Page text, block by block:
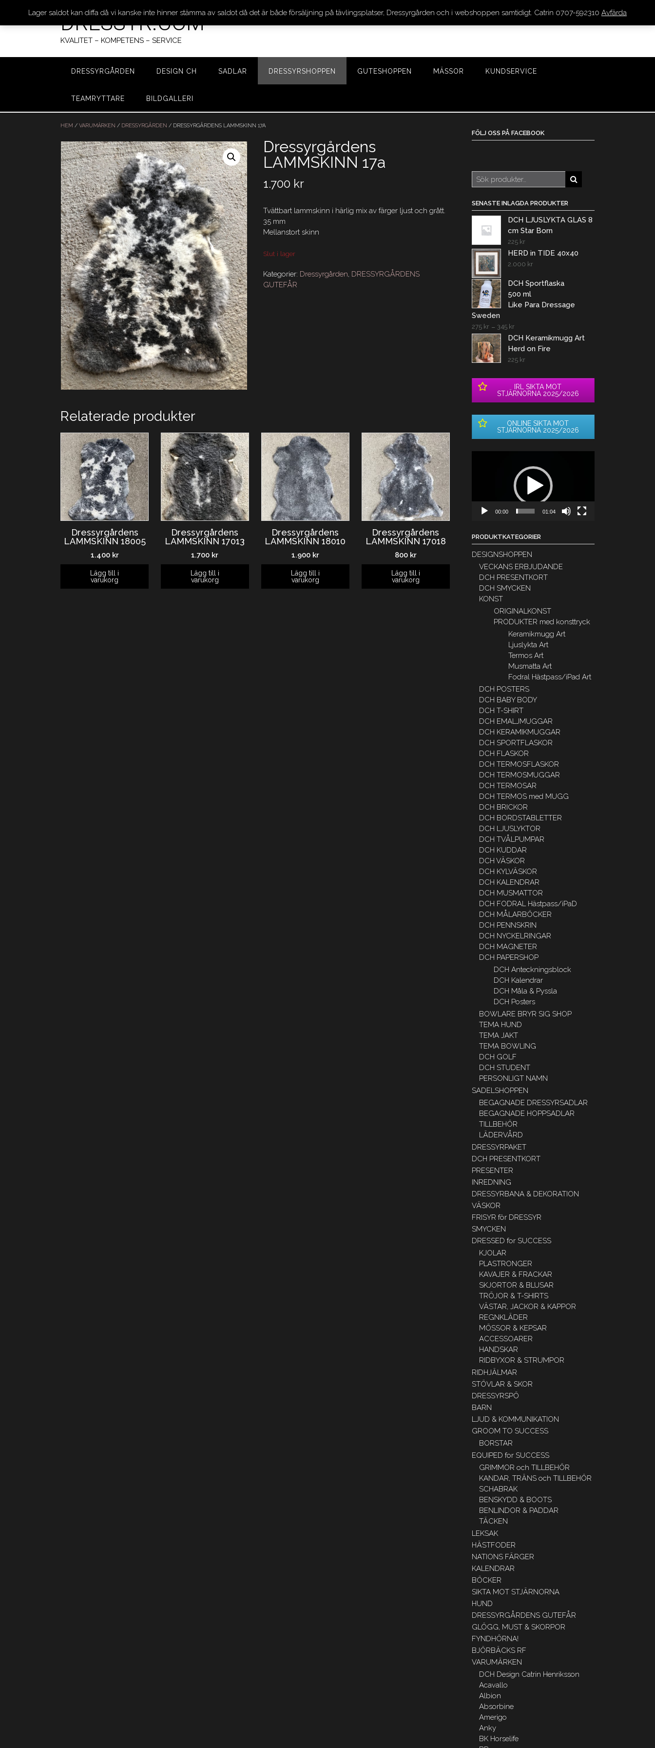
Hoppa
DRESSYR.COM
KVALITET – KOMPETENS – SERVICE
DRESSYRGÅRDEN DESIGN CH SADLAR DRESSYRSHOPPEN GUTESHOPPEN MÄSSOR KUNDSERVICE
TEAMRYTTARE BILDGALLERI
HEM / VARUMÄRKEN / DRESSYRGÅRDEN / DRESSYRGÅRDENS LAMMSKINN 17A
Dressyrgårdens
LAMMSKINN 17a
1.700 kr
Tvättbart lammskinn i härlig mix av färger ljust och grått.
35 mm
Mellanstort skinn
Slut i lager
Kategorier: Dressyrgården, DRESSYRGÅRDENS
GUTEFÅR
Relaterade produkter
Dressyrgårdens
LAMMSKINN 18005
1.400 kr
Lägg till i
varukorg
Dressyrgårdens
LAMMSKINN 17013
1.700 kr
Lägg till i
varukorg
Dressyrgårdens
LAMMSKINN 18010
1.900 kr
Lägg till i
varukorg
Dressyrgårdens
LAMMSKINN 17018
800 kr
Lägg till i
varukorg
FÖLJ OSS PÅ FACEBOOK
Sök
efter:
SENASTE INLAGDA PRODUKTER
DCH LJUSLYKTA GLAS 8
cm Star Born
225 kr
HERD in TIDE 40x40
2.000 kr
DCH Sportflaska
500 ml
Like Para Dressage
Sweden
275 kr– 345 kr
DCH Keramikmugg Art
Herd on Fire
225 kr
IRL SIKTA MOT
STJÄRNORNA 2025/2026
ONLINE SIKTA MOT
STJÄRNORNA 2025/2026
00:00 01:04
PRODUKTKATEGORIER
DESIGNSHOPPEN
VECKANS ERBJUDANDE
DCH PRESENTKORT
DCH SMYCKEN
KONST
ORIGINALKONST
PRODUKTER med konsttryck
Keramikmugg Art
Ljuslykta Art
Termos Art
Musmatta Art
Fodral Hästpass/iPad Art
DCH POSTERS
DCH BABY BODY
DCH T-SHIRT
DCH EMALJMUGGAR
DCH KERAMIKMUGGAR
DCH SPORTFLASKOR
DCH FLASKOR
DCH TERMOSFLASKOR
DCH TERMOSMUGGAR
DCH TERMOSAR
DCH TERMOS med MUGG
DCH BRICKOR
DCH BORDSTABLETTER
DCH LJUSLYKTOR
DCH TVÅLPUMPAR
DCH KUDDAR
DCH VÄSKOR
DCH KYLVÄSKOR
DCH KALENDRAR
DCH MUSMATTOR
DCH FODRAL Hästpass/iPaD
DCH MÅLARBÖCKER
DCH PENNSKRIN
DCH NYCKELRINGAR
DCH MAGNETER
DCH PAPERSHOP
DCH Anteckningsblock
DCH Kalendrar
DCH Måla & Pyssla
DCH Posters
BOWLARE BRYR SIG SHOP
TEMA HUND
TEMA JAKT
TEMA BOWLING
DCH GOLF
DCH STUDENT
PERSONLIGT NAMN
SADELSHOPPEN
BEGAGNADE DRESSYRSADLAR
BEGAGNADE HOPPSADLAR
TILLBEHÖR
LÄDERVÅRD
DRESSYRPAKET
DCH PRESENTKORT
PRESENTER
INREDNING
DRESSYRBANA & DEKORATION
VÄSKOR
FRISYR för DRESSYR
SMYCKEN
DRESSED for SUCCESS
KJOLAR
PLASTRONGER
KAVAJER & FRACKAR
SKJORTOR & BLUSAR
TRÖJOR & T-SHIRTS
VÄSTAR, JACKOR & KAPPOR
REGNKLÄDER
MÖSSOR & KEPSAR
ACCESSOARER
HANDSKAR
RIDBYXOR & STRUMPOR
RIDHJÄLMAR
STÖVLAR & SKOR
DRESSYRSPÖ
BARN
LJUD & KOMMUNIKATION
GROOM TO SUCCESS
BORSTAR
EQUIPED for SUCCESS
GRIMMOR och TILLBEHÖR
KANDAR, TRÄNS och TILLBEHÖR
SCHABRAK
BENSKYDD & BOOTS
BENLINDOR & PADDAR
TÄCKEN
LEKSAK
HÄSTFODER
NATIONS FÄRGER
KALENDRAR
BÖCKER
SIKTA MOT STJÄRNORNA
HUND
DRESSYRGÅRDENS GUTEFÅR
GLÖGG, MUST & SKORPOR
FYNDHÖRNA!
BJÖRBÄCKS RF
VARUMÄRKEN
DCH Design Catrin Henriksson
Acavallo
Albion
Absorbine
Amerigo
Anky
BK Horselife
Lager saldot kan diffa då vi kanske inte hinner stämma av saldot då det är både försäljning på tävlingsplatser, Dressyrgården och i webshoppen samtidigt. Catrin 0707-592310 Avfärda